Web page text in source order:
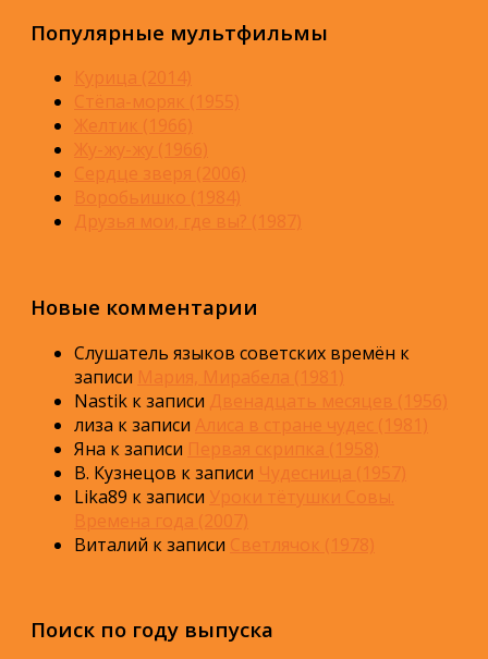
Популярные мультфильмы
Курица (2014)
Стёпа-моряк (1955)
Желтик (1966)
Жу-жу-жу (1966)
Сердце зверя (2006)
Воробьишко (1984)
Друзья мои, где вы? (1987)
Новые комментарии
Слушатель языков советских времён к
записи Мария, Мирабела (1981)
Nastik к записи Двенадцать месяцев (1956)
лиза к записи Алиса в стране чудес (1981)
Яна к записи Первая скрипка (1958)
В. Кузнецов к записи Чудесница (1957)
Lika89 к записи Уроки тётушки Совы.
Времена года (2007)
Виталий к записи Светлячок (1978)
Поиск по году выпуска